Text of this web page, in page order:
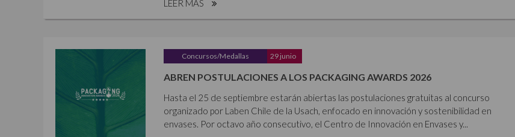
LEER MÁS
Concursos/Medallas 29 junio
ABREN POSTULACIONES A LOS PACKAGING AWARDS 2026
Hasta el 25 de septiembre estarán abiertas las postulaciones gratuitas al concurso
organizado por Laben Chile de la Usach, enfocado en innovación y sostenibilidad en
envases. Por octavo año consecutivo, el Centro de Innovación en Envases y...